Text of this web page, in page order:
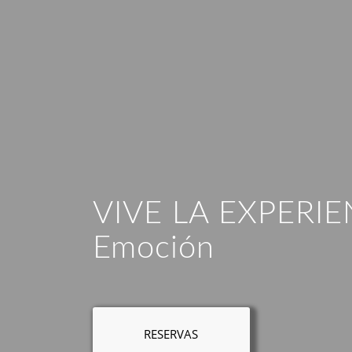
VIVE LA
Emoción
RESERVAS